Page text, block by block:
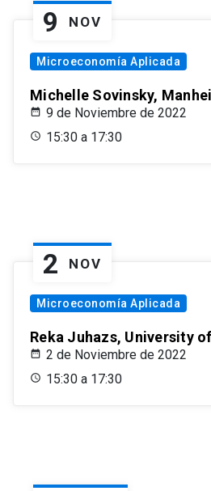
9 NOV
Microeconomía Aplicada
Michelle Sovinsky,
9 de Noviembre de 2022
15:30 a 17:30
2 NOV
Microeconomía Aplicada
Reka Juhazs, University
2 de Noviembre de 2022
15:30 a 17:30